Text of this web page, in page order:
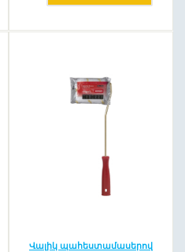
Վալիկ պահեստամասերով